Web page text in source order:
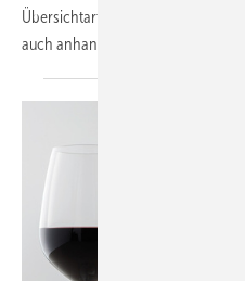
Übersichtartikel werden die
auch anhand von Fallbeispielen